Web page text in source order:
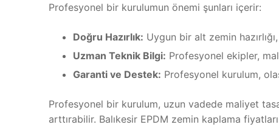
Profesyonel bir kurulumun önemi şunları içerir:
Doğru Hazırlık: Uygun bir alt zemin hazırlığı,
Uzman Teknik Bilgi: Profesyonel ekipler,
Garanti ve Destek: Profesyonel kurulum,
Profesyonel bir kurulum, uzun vadede maliyet
arttırabilir. Balıkesir EPDM zemin kaplama